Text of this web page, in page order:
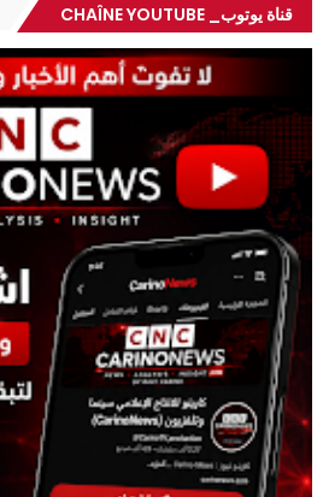
قناة يوتوب_ CHAÎNE YOUTUBE